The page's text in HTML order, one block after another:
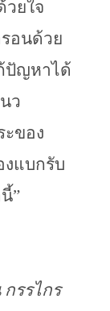
วยใจ
อนด้วย
ปัญหาได้
ว
ะของ
งแบกรับ
”
รรไกร